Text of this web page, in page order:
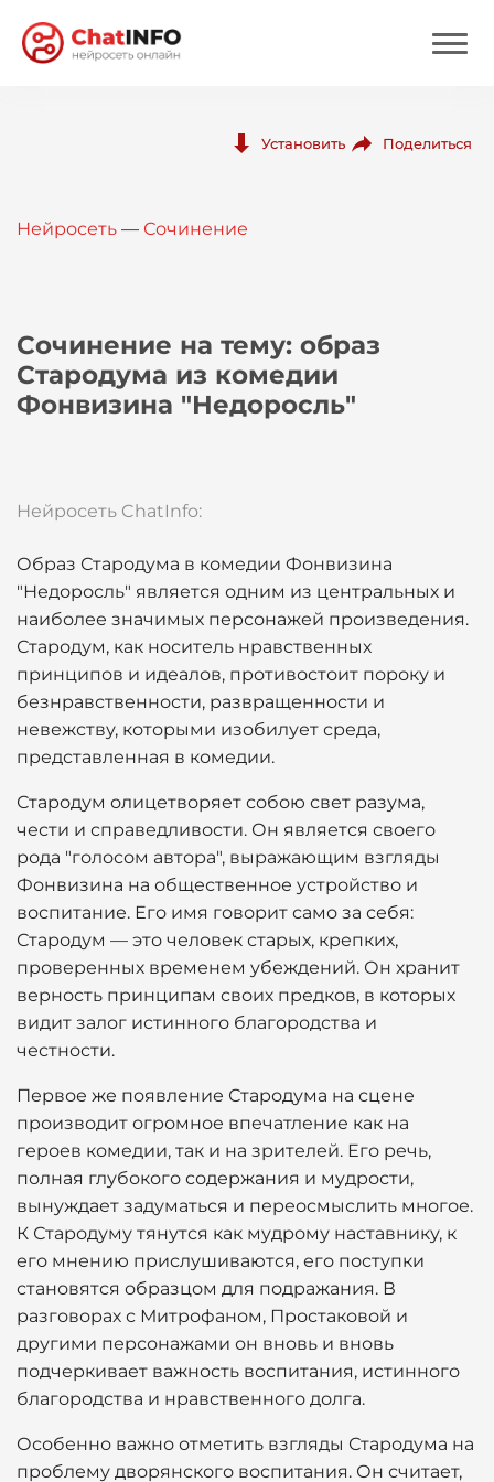
Вход
Установить Поделиться
Нейросеть — Сочинение
Сочинение на тему: образ
Стародума из комедии
Фонвизина "Недоросль"
Нейросеть ChatInfo:
Образ Стародума в комедии Фонвизина
"Недоросль" является одним из центральных и
наиболее значимых персонажей произведения.
Стародум, как носитель нравственных
принципов и идеалов, противостоит пороку и
безнравственности, развращенности и
невежству, которыми изобилует среда,
представленная в комедии.
Стародум олицетворяет собою свет разума,
чести и справедливости. Он является своего
рода "голосом автора", выражающим взгляды
Фонвизина на общественное устройство и
воспитание. Его имя говорит само за себя:
Стародум — это человек старых, крепких,
проверенных временем убеждений. Он хранит
верность принципам своих предков, в которых
видит залог истинного благородства и
честности.
Первое же появление Стародума на сцене
производит огромное впечатление как на
героев комедии, так и на зрителей. Его речь,
полная глубокого содержания и мудрости,
вынуждает задуматься и переосмыслить многое.
К Стародуму тянутся как мудрому наставнику, к
его мнению прислушиваются, его поступки
становятся образцом для подражания. В
разговорах с Митрофаном, Простаковой и
другими персонажами он вновь и вновь
подчеркивает важность воспитания, истинного
благородства и нравственного долга.
Особенно важно отметить взгляды Стародума на
проблему дворянского воспитания. Он считает,